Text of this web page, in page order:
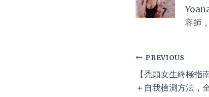
容師
Post
PREVIOUS
【禿頭女生終極
＋自我檢測方法，